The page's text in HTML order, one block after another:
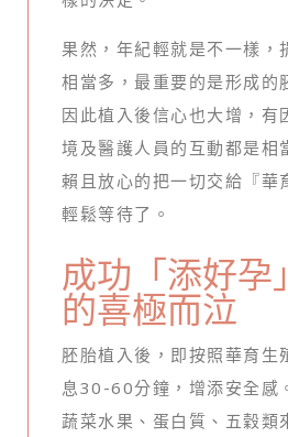
果然，年紀輕就是不一樣，
相當多，最重要的是形成的
因此植入後信心也大增，有
境及醫護人員的互動都是相
賴且放心的把一切交給『華
輕鬆等待了。
成功「添好孕
的喜極而泣
胚胎植入後，即按照華育生
息30-60分鐘，增添安全感
蔬菜水果、蛋白質、五穀類